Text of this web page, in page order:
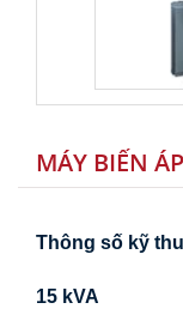
MÁY BIẾN
Thông số kỹ
15 kVA